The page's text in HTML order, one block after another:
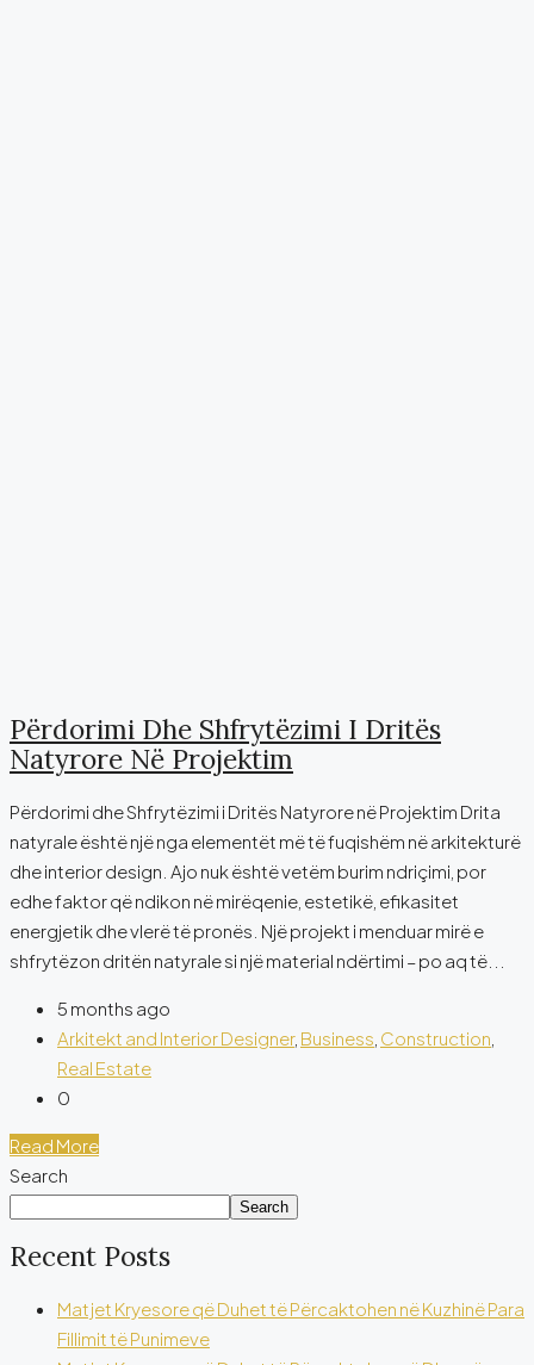
Përdorimi Dhe Shfrytëzimi I Dritës
Natyrore Në Projektim
Përdorimi dhe Shfrytëzimi i Dritës Natyrore në Projektim Drita
natyrale është një nga elementët më të fuqishëm në arkitekturë
dhe interior design. Ajo nuk është vetëm burim ndriçimi, por
edhe faktor që ndikon në mirëqenie, estetikë, efikasitet
energjetik dhe vlerë të pronës. Një projekt i menduar mirë e
shfrytëzon dritën natyrale si një material ndërtimi – po aq të...
5 months ago
Arkitekt and Interior Designer, Business Construction
Real Estate
0
Read More
Search
Search
Recent Posts
Matjet Kryesore që Duhet të Përcaktohen në Kuzhinë Para
Fillimit të Punimeve